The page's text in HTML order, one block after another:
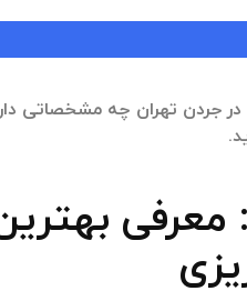
جردن تهران چه مشخصاتی